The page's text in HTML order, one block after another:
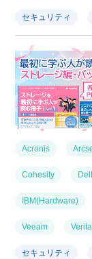
セキュリティ
Acronis
Cohesity
IBM(Hardware)
Veeam
セキュリティ